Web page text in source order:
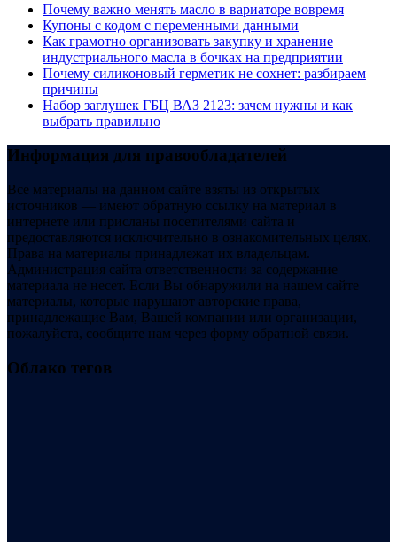
Почему важно менять масло в вариаторе вовремя
Купоны c кодом с переменными данными
Как грамотно организовать закупку и хранение
индустриального масла в бочках на предприятии
Почему силиконовый герметик не сохнет: разбираем
причины
Набор заглушек ГБЦ ВАЗ 2123: зачем нужны и как
выбрать правильно
Информация для правообладателей
Все материалы на данном сайте взяты из открытых
источников — имеют обратную ссылку на материал в
интернете или присланы посетителями сайта и
предоставляются исключительно в ознакомительных целях.
Права на материалы принадлежат их владельцам.
Администрация сайта ответственности за содержание
материала не несет. Если Вы обнаружили на нашем сайте
материалы, которые нарушают авторские права,
принадлежащие Вам, Вашей компании или организации,
пожалуйста, сообщите нам через форму обратной связи.
Облако тегов